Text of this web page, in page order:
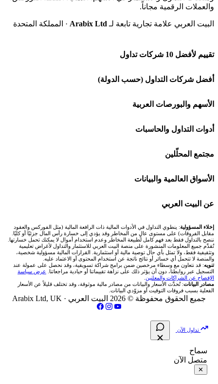
والعملات الرقمية مجاناً.
البيت العربي علامة تجارية تابعة لـ Arabix Ltd · المملكة المتحدة
تقييم لأفضل 10 شركات تداول
شركة Capital.com
افاتريد AvaTrade
اكسنس Exness
منصة بينانس
اكس تي بي XTB
انتراكتيف بروكرز IBKR
أفضل شركات التداول (حسب الدولة)
شركات تداول في السعودية
شركات تداول في الإمارات
شركات تداول في الكويت
شركات تداول في قطر
شركات تداول في الأردن
شركات تداول في العراق
شركات تداول في فلسطين
الأسهم والبورصات العربية
🌍 كل البورصات العربية
🇸🇦 السوق السعودية
🇦🇪 أسواق الإمارات
🇪🇬 البورصة المصرية
🇶🇦 بورصة قطر
🇯🇴 بورصة عمّان
🇧🇭 بورصة البحرين
فلتر الأسهم الشرعي
أدوات التداول والحاسبات
🕌 حاسبة الزكاة
💱 محول العملات
🧮 حاسبة حجم اللوت
📊 حاسبة قيمة النقطة
💰 حاسبة ربح الفوركس
📌 حاسبة النقاط المحورية
📏 حاسبة حجم المركز
📈 حاسبة عائد التداول
📊 حاسبة الربح التراكمي
مجتمع المحلّلين
🧱 حائط المجتمع
🏆 لوحة المحلّلين
✍️ اكتب تحليلك
الأسواق العالمية والبيانات
🌐 المؤشرات العالمية
🥇 سعر الذهب اليوم
🥇 أسعار الذهب والمعادن
💱 أسعار العملات والفوركس
💵 سعر الريال السعودي في مصر
📅 المؤشرات الاقتصادية
عن البيت العربي
من نحن
تواصل معنا
فريق المؤلفين
مقالات تعليمية
سياسة تقييم الشركات
الإبلاغ عن شركة نصابة
إخلاء المسؤولية: ينطوي التداول في الأدوات المالية ذات الرافعة المالية (مثل الفوركس والعقود
مقابل الفروقات) على مستوى عالٍ من المخاطر وقد يؤدي إلى خسارة رأس المال جزئيًا أو كليًا.
ننصح بالتداول فقط بعد فهم كامل لطبيعة المخاطر وعدم استخدام أموال لا يمكنك تحمل خسارتها.
تُقدَّم جميع المعلومات المنشورة على منصة البيت العربي للاستثمار والتداول لأغراض تعليمية
وتثقيفية فقط، ولا تمثل بأي حال توصية مالية أو استثمارية. القرارات المالية مسؤولية شخصية،
والمنصة لا تتحمل أي خسائر أو نتائج ناتجة عن استخدام المحتوى أو الاعتماد عليه.
تنويه: قد نتعاون مع وسطاء مرخصين ضمن برامج شراكة تسويقية، وقد نحصل على عمولة عند
التسجيل عبر روابطنا، دون أن يؤثر ذلك على نزاهة تقييماتنا أو حيادية مراجعاتنا. عرض سياسة
الإفصاح عن الشراكات والمعلنين
مصادر البيانات: تُحدَّث الأسعار والبيانات من مصادر مالية موثوقة، وقد تختلف قليلاً عن الأسعار
الفعلية بسبب فروقات التوقيت أو مزوّدي البيانات.
جميع الحقوق محفوظة © 2026 البيت العربي · Arabix Ltd, UK
تداول الآن
سماح
متصل الآن
✕